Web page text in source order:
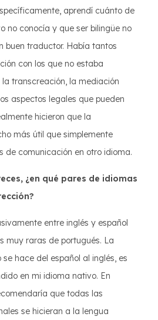
aprendí cuánto de
no conocía y que ser bilingüe no
buen traductor. Había tantos
con los que no estaba
transcreación, la mediación
aspectos legales que pueden
hicieron que la
más útil que simplemente
de comunicación en otro idioma.
¿en qué pares de idiomas
entre inglés y español
muy raras de portugués. La
hace del español al inglés, es
en mi idioma nativo. En
que todas las
se hicieran a la lengua